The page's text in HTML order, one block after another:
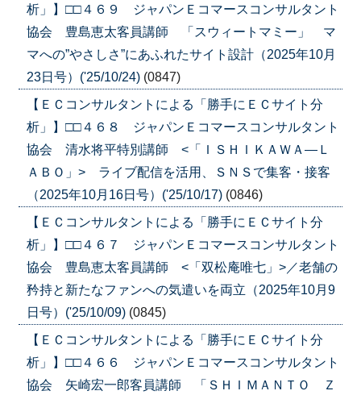
析」】□□４６９ ジャパンＥコマースコンサルタント
協会 豊島恵太客員講師 「スウィートマミー」 マ
マへの”やさしさ”にあふれたサイト設計（2025年10月
23日号）('25/10/24) (0847)
【ＥＣコンサルタントによる「勝手にＥＣサイト分
析」】□□４６８ ジャパンＥコマースコンサルタント
協会 清水将平特別講師 <「ＩＳＨＩＫＡＷＡ―Ｌ
ＡＢＯ」> ライブ配信を活用、ＳＮＳで集客・接客
（2025年10月16日号）('25/10/17) (0846)
【ＥＣコンサルタントによる「勝手にＥＣサイト分
析」】□□４６７ ジャパンＥコマースコンサルタント
協会 豊島恵太客員講師 <「双松庵唯七」>／老舗の
矜持と新たなファンへの気遣いを両立（2025年10月9
日号）('25/10/09) (0845)
【ＥＣコンサルタントによる「勝手にＥＣサイト分
析」】□□４６６ ジャパンＥコマースコンサルタント
協会 矢崎宏一郎客員講師 「ＳＨＩＭＡＮＴＯ Ｚ